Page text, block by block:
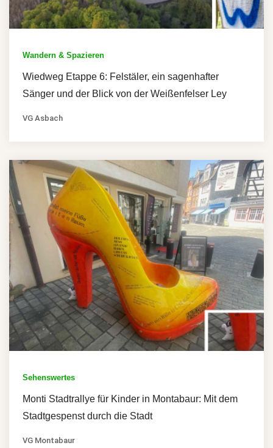
Wandern & Spazieren
Wiedweg Etappe 6: Felstäler, ein sagenhafter
Sänger und der Blick von der Weißenfelser Ley
VG Asbach
Sehenswertes
Monti Stadtrallye für Kinder in Montabaur: Mit dem
Stadtgespenst durch die Stadt
VG Montabaur